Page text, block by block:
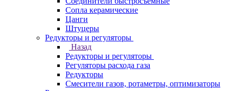
Сопла керамические
Цанги
Штуцеры
Редукторы и регуляторы
Назад
Редукторы и регуляторы
Регуляторы расхода газа
Редукторы
Смесители газов, ротаметры, оптимизаторы